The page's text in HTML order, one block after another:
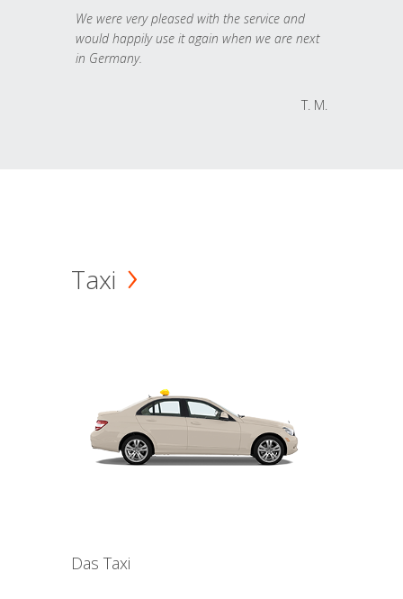
We were very pleased with the service and
would happily use it again when we are next
in Germany.
T. M.
Taxi
Das Taxi